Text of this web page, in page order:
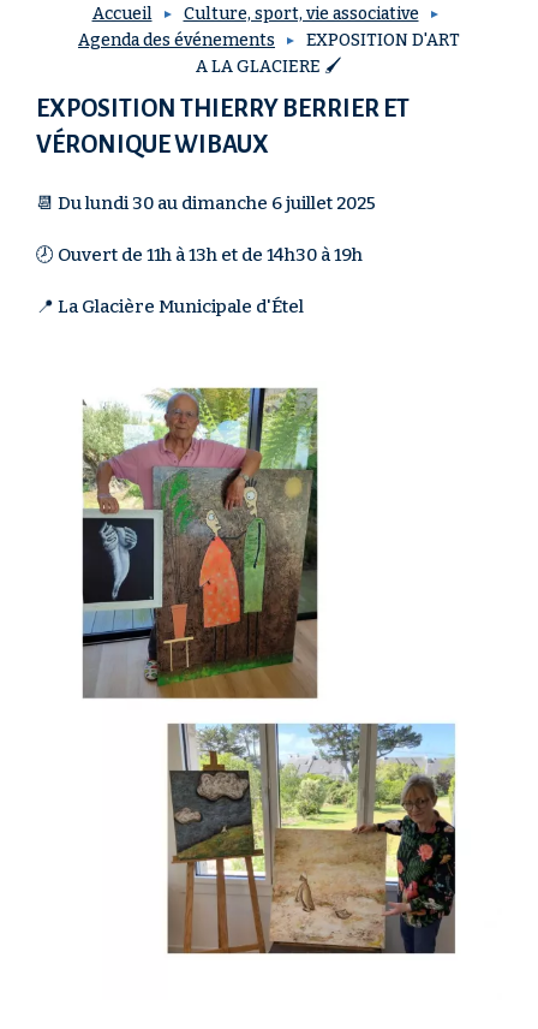
Accueil
Culture, sport, vie associative
Agenda des événements
EXPOSITION D'ART
A LA GLACIERE 🖌️
EXPOSITION THIERRY BERRIER ET
VÉRONIQUE WIBAUX
📆 Du lundi 30 au dimanche 6 juillet 2025
🕗 Ouvert de 11h à 13h et de 14h30 à 19h
📍 La Glacière Municipale d'Étel